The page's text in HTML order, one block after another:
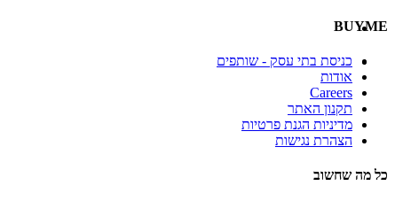
BUYME
כניסת בתי עסק - שותפים
אודות
Careers
תקנון האתר
מדיניות הגנת פרטיות
הצהרת נגישות
כל מה שחשוב